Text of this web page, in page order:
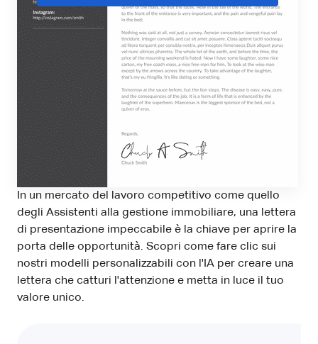
In un mercato del lavoro competitivo come quello
degli Assistenti alla gestione immobiliare, una lettera
di presentazione impeccabile è la chiave per aprire la
porta delle opportunità. Scopri come fare clic sui
nostri modelli personalizzabili con l'IA per creare una
lettera che catturi l'attenzione e metta in luce il tuo
valore unico.